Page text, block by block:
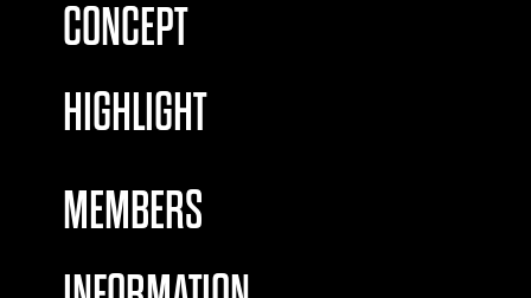
CONCEPT
HIGHLIGHT
MEMBERS